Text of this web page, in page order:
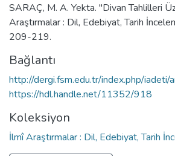
SARAÇ, M. A. Yekta. "Divan Tahlilleri
Araştırmalar : Dil, Edebiyat, Tarih
209-219.
Bağlantı
http://dergi.fsm.edu.tr/index.php/
https://hdl.handle.net/11352/918
Koleksiyon
İlmî Araştırmalar : Dil, Edebiyat, Tarih